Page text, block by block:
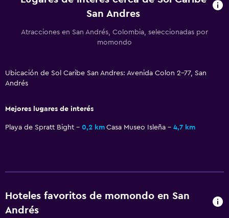
Bar/lounge
General
Piso de mosaico/mármol
Vista a la piscina
Sistema de entretenimiento
Aire libre
San Andres
Atracciones en San Andrés, Colombia, seleccionadas por
momondo
Ubicación de Sol Caribe San Andres: Avenida Colon 2-77, San
Andrés
Mejores lugares de interés
Playa de Spratt Bight 0,2 km Casa Museo Isleña 4,7 km
Hoteles favoritos de momondo en San
Andrés